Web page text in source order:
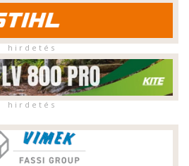
h i r d e t é s
h i r d e t é s